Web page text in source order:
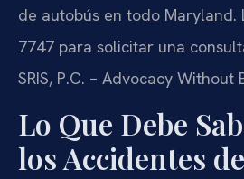
de autobús en todo Maryland.
7747 para solicitar una
SRIS, P.C. – Advocacy Without
Lo Que Debe
los Accidentes